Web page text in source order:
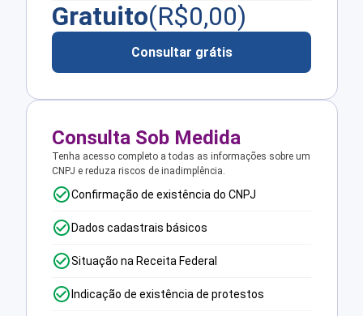
Gratuito(R$0,00)
Consultar grátis
Consulta Sob Medida
Tenha acesso completo a todas as informações sobre um
CNPJ e reduza riscos de inadimplência.
Confirmação de existência do CNPJ
Dados cadastrais básicos
Situação na Receita Federal
Indicação de existência de protestos